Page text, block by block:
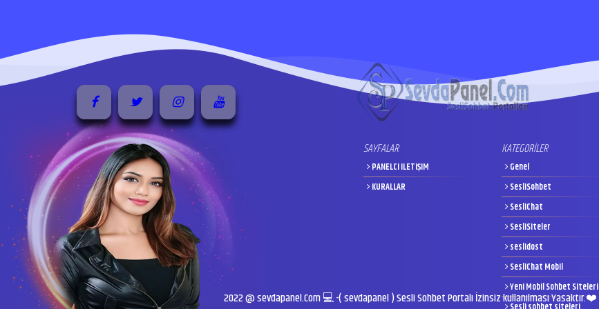
SAYFALAR
PANELCi iLETiŞiM
KURALLAR
KATEGORİLER
Genel
SesliSohbet
SesliChat
SesliSiteler
seslidost
SesliChat Mobil
Yeni Mobil Sohbet Siteleri
2022 @ sevdapanel.Com 💻 -( sevdapanel ) Sesli Sohbet Portalı İzinsiz kullanılması Yasaktır.❤️